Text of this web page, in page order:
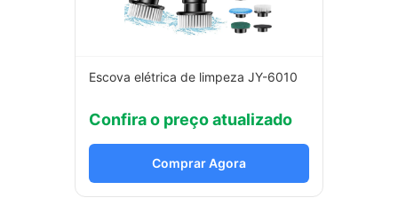
Escova elétrica de limpeza JY-6010
Confira o preço atualizado
Comprar Agora